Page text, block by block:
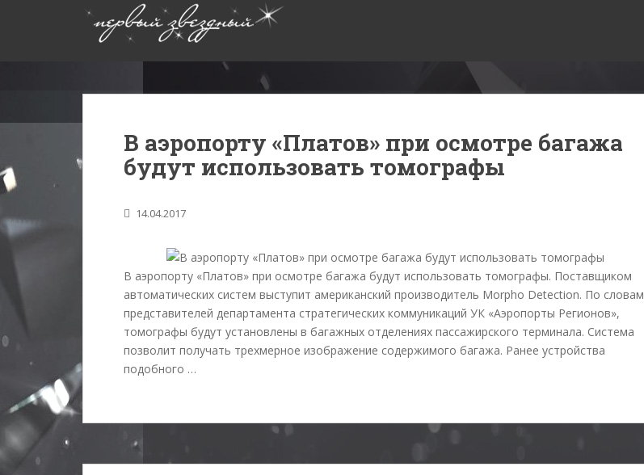
m
n
c
n
В аэропорту «Платов» при осмотре багажа
будут использовать томографы
14.04.2017
В аэропорту «Платов» при осмотре багажа будут использовать томографы. Поставщиком
автоматических систем выступит американский производитель Morpho Detection. По словам
представителей департамента стратегических коммуникаций УК «Аэропорты Регионов»,
томографы будут установлены в багажных отделениях пассажирского терминала. Система
позволит получать трехмерное изображение содержимого багажа. Ранее устройства
подобного …